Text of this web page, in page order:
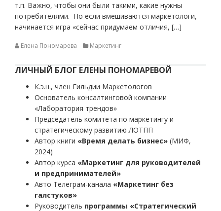
т.п. Важно, чтобы они были такими, какие нужны
потребителями. Но если вмешиваются маркетологи,
начинается игра «сейчас придумаем отличия, […]
Елена Пономарева Маркетинг
ЛИЧНЫЙ БЛОГ ЕЛЕНЫ ПОНОМАРЕВОЙ
К.э.н., член Гильдии Маркетологов
Основатель консалтинговой компании
«Лаборатория трендов»
Председатель комитета по маркетингу и
стратегическому развитию ЛОТПП
Автор книги «Время делать бизнес» (МИФ,
2024)
Автор курса «Маркетинг для руководителей
и предпринимателей»
Авто Телеграм-канала «Маркетинг без
галстуков»
Руководитель программы «Стратегический